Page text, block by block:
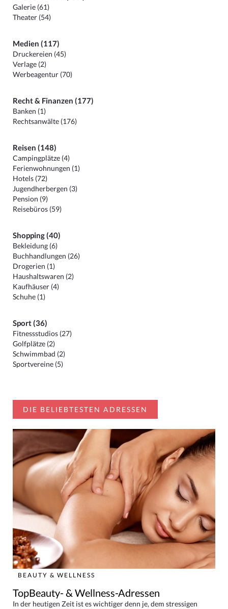
Galerie (61)
Theater (54)
Medien (117)
Druckereien (45)
Verlage (2)
Werbeagentur (70)
Recht & Finanzen (177)
Banken (1)
Rechtsanwälte (176)
Reisen (148)
Campingplätze (4)
Ferienwohnungen (1)
Hotels (72)
Jugendherbergen (3)
Pension (9)
Reisebüros (59)
Shopping (40)
Bekleidung (6)
Buchhandlungen (26)
Drogerien (1)
Haushaltswaren (2)
Kaufhäuser (4)
Schuhe (1)
Sport (36)
Fitnessstudios (27)
Golfplätze (2)
Schwimmbad (2)
Sportvereine (5)
DIE BELIEBTESTEN ADRESSEN
BEAUTY & WELLNESS
TopBeauty- & Wellness-Adressen
In der heutigen Zeit ist es wichtiger denn je, dem stressigen